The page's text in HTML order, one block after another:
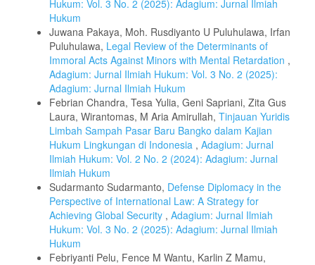
Hukum: Vol. 3 No. 2 (2025): Adagium: Jurnal Ilmiah
Hukum
Juwana Pakaya, Moh. Rusdiyanto U Puluhulawa, Irfan
Puluhulawa, Legal Review of the Determinants of
Immoral Acts Against Minors with Mental Retardation ,
Adagium: Jurnal Ilmiah Hukum: Vol. 3 No. 2 (2025):
Adagium: Jurnal Ilmiah Hukum
Febrian Chandra, Tesa Yulia, Geni Sapriani, Zita Gus
Laura, Wirantomas, M Aria Amirullah, Tinjauan Yuridis
Limbah Sampah Pasar Baru Bangko dalam Kajian
Hukum Lingkungan di Indonesia , Adagium: Jurnal
Ilmiah Hukum: Vol. 2 No. 2 (2024): Adagium: Jurnal
Ilmiah Hukum
Sudarmanto Sudarmanto, Defense Diplomacy in the
Perspective of International Law: A Strategy for
Achieving Global Security , Adagium: Jurnal Ilmiah
Hukum: Vol. 3 No. 2 (2025): Adagium: Jurnal Ilmiah
Hukum
Febriyanti Pelu, Fence M Wantu, Karlin Z Mamu,